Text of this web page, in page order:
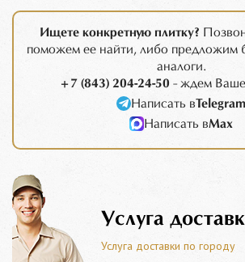
Ищете конкретную плитку?
поможем ее найти, либо предложим
аналоги.
+7 (843) 204-24-50 - ждем
Написать вTelegram
Написать вMax
Услуга
Услуга доставки по городу